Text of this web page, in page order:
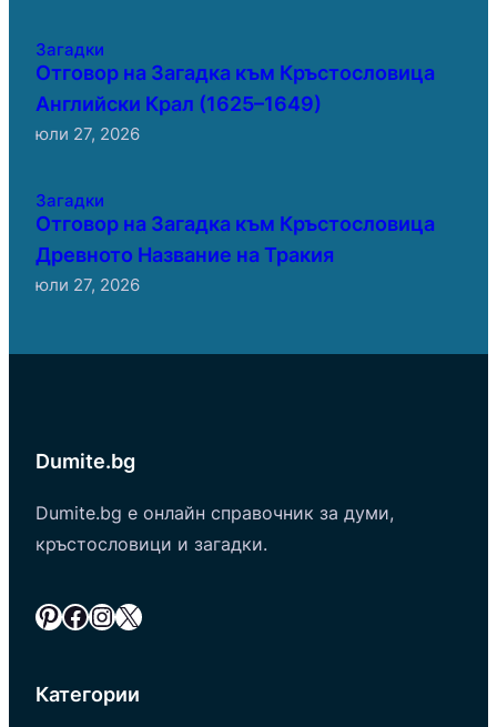
Загадки
Отговор на Загадка към Кръстословица
Английски Крал (1625–1649)
юли 27, 2026
Загадки
Отговор на Загадка към Кръстословица
Древното Название на Тракия
юли 27, 2026
Dumite.bg
Dumite.bg е онлайн справочник за думи,
кръстословици и загадки.
Pinterest Facebook InstagramX
Категории